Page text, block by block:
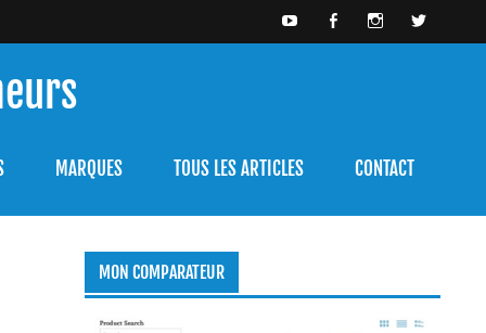
MARQUES TOUS LES ARTICLES CONTACT
MON COMPARATEUR